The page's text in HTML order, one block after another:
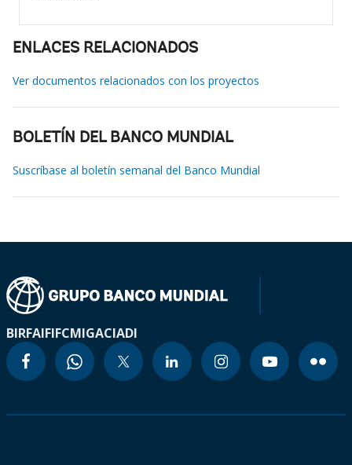
ENLACES RELACIONADOS
Ver documentos relacionados con los proyectos
BOLETÍN DEL BANCO MUNDIAL
Suscríbase al boletín semanal del Banco Mundial
BIRFAIFIFCMIGACIADI